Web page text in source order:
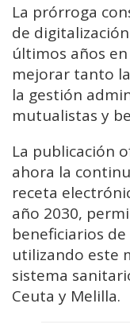
La prórroga
de
últimos años
mejorar tanto
la gestión
mutualistas y
La publicación
ahora la
receta
año 2030,
beneficiarios
utilizando este
sistema
Ceuta y Melilla.